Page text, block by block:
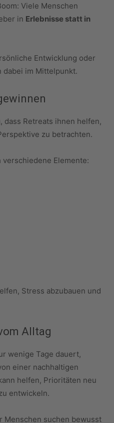
Viele Menschen
in Erlebnisse statt in
Entwicklung oder
dabei im Mittelpunkt.
dass Retreats ihnen helfen,
zu betrachten.
Elemente:
Stress abzubauen und
Alltag
wenige Tage dauert,
einer nachhaltigen
helfen, Prioritäten neu
entwickeln.
Menschen suchen bewusst